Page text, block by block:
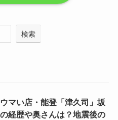
検索
マい店・能登「津久司」坂
経歴や奥さんは？地震後の